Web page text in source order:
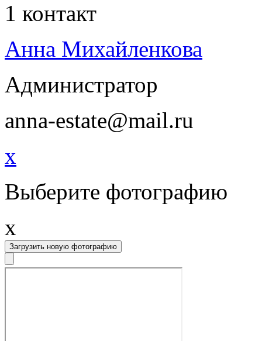
1 контакт
Анна Михайленкова
Администратор
anna-estate@mail.ru
x
Выберите фотографию
x
Загрузить новую фотографию